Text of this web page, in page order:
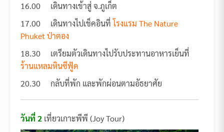
16.00 เดินทางเข้าสู่ จ.ภูเก็ต
17.00 เดินทางไปเช็คอินที่ โรงแรม The Nature
Phuket ป่าตอง
18.30 เตรียมตัวเดินทางไปรับประทานอาหารเย็นที่
ร้านแหลมหินซีฟู้ด
20.30 กลับที่พัก และพักผ่อนตามอัธยาศัย
วันที่ 2 เที่ยวเกาะพีพี (Joy Tour)